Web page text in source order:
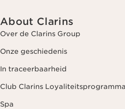
About Clarins
Over de Clarins Group
Onze geschiedenis
In traceerbaarheid
Club Clarins Loyaliteitsprogramma
Spa